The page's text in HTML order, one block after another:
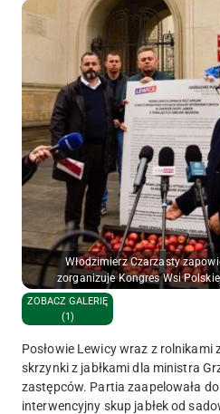
Włodzimierz Czarzasty
zorganizuje Kongres Wsi
ZOBACZ GALERIĘ
(1)
Posłowie Lewicy wraz z
skrzynki z jabłkami dla ministra
zastępców. Partia zaapelowała
interwencyjny skup jabłek od